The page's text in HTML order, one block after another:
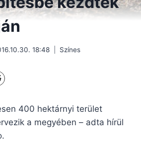
18:48 Színes
400 hektárnyi terület
a megyében – adta hírül